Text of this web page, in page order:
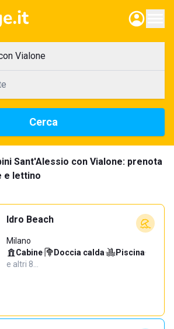
Vialone
Cerca
Sant'Alessio con Vialone: prenota
e lettino
Idro Beach
Milano
Cabine· Doccia calda· Piscina·
e altri 8…